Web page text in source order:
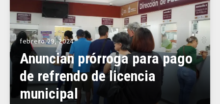
febrero 29, 2024
Anuncian prórroga para pago
de refrendo de licencia
municipal